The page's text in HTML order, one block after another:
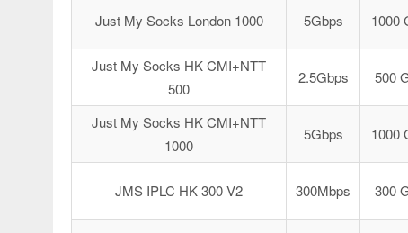
Just My Socks London 1000 5Gbps 1000
Just My Socks HK CMI+NTT
500
2.5Gbps 500
Just My Socks HK CMI+NTT
1000
5Gbps 1000
JMS IPLC HK 300 V2 300Mbps 300